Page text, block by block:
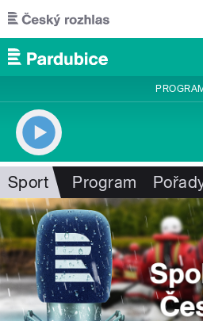
Přejít k hlavnímu obsahu
Sport Program